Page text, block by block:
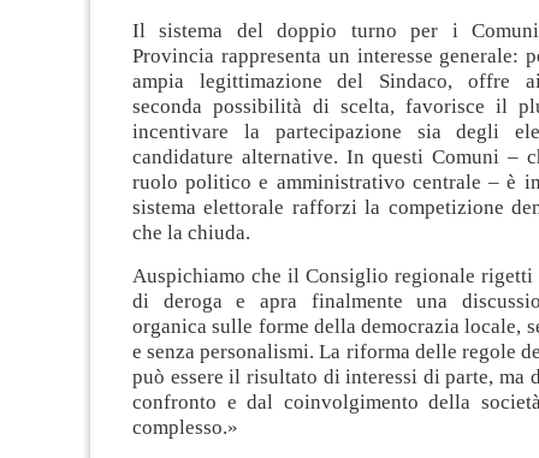
Il sistema del doppio turno per i
Provincia rappresenta un interesse generale:
ampia legittimazione del Sindaco, offre
seconda possibilità di scelta, favorisce il
incentivare la partecipazione sia degli
candidature alternative. In questi Comuni –
ruolo politico e amministrativo centrale – è
sistema elettorale rafforzi la competizione
che la chiuda.
Auspichiamo che il Consiglio regionale rigetti
di deroga e apra finalmente una
organica sulle forme della democrazia locale,
e senza personalismi. La riforma delle regole
può essere il risultato di interessi di parte, ma
confronto e dal coinvolgimento della
complesso.»